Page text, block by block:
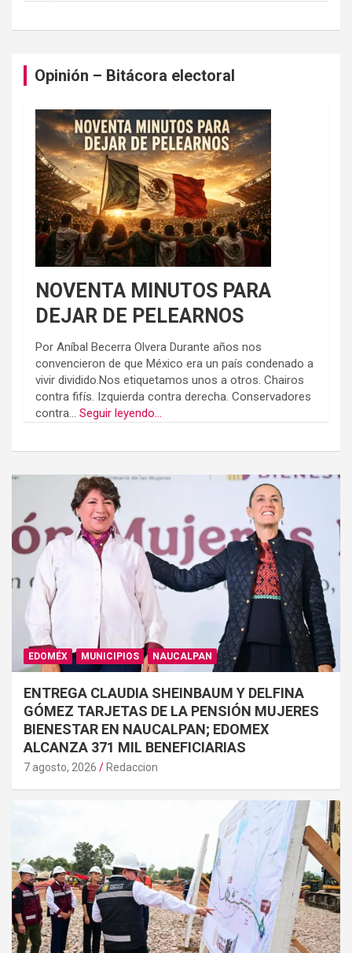
Opinión – Bitácora electoral
NOVENTA MINUTOS PARA
DEJAR DE PELEARNOS
Por Aníbal Becerra Olvera Durante años nos
convencieron de que México era un país condenado a
vivir dividido.Nos etiquetamos unos a otros. Chairos
contra fifís. Izquierda contra derecha. Conservadores
contra... Seguir leyendo...
EDOMÉX MUNICIPIOS NAUCALPAN
ENTREGA CLAUDIA SHEINBAUM Y DELFINA
GÓMEZ TARJETAS DE LA PENSIÓN MUJERES
BIENESTAR EN NAUCALPAN; EDOMEX
ALCANZA 371 MIL BENEFICIARIAS
7 agosto, 2026 Redaccion